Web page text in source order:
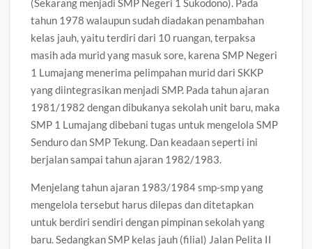
(Sekarang menjadi SMP Negeri 1 Sukodono). Pada
tahun 1978 walaupun sudah diadakan penambahan
kelas jauh, yaitu terdiri dari 10 ruangan, terpaksa
masih ada murid yang masuk sore, karena SMP Negeri
1 Lumajang menerima pelimpahan murid dari SKKP
yang diintegrasikan menjadi SMP. Pada tahun ajaran
1981/1982 dengan dibukanya sekolah unit baru, maka
SMP 1 Lumajang dibebani tugas untuk mengelola SMP
Senduro dan SMP Tekung. Dan keadaan seperti ini
berjalan sampai tahun ajaran 1982/1983.
Menjelang tahun ajaran 1983/1984 smp-smp yang
mengelola tersebut harus dilepas dan ditetapkan
untuk berdiri sendiri dengan pimpinan sekolah yang
baru. Sedangkan SMP kelas jauh (filial) Jalan Pelita II